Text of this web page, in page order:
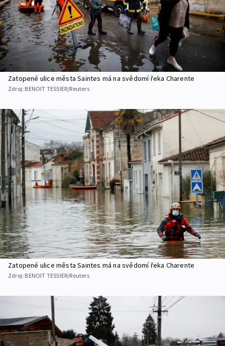
Zatopené ulice města Saintes má na svědomí řeka Charente
Zdroj: BENOIT TESSIER/Reuters
Zatopené ulice města Saintes má na svědomí řeka Charente
Zdroj: BENOIT TESSIER/Reuters